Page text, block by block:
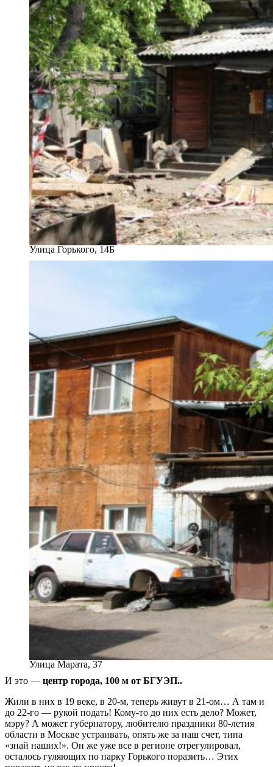
Улица Горького, 14Б
Улица Марата, 37
И это — центр города, 100 м от БГУЭП..
Жили в них в 19 веке, в 20-м, теперь живут в 21-ом… А там и
до 22-го — рукой подать! Кому-то до них есть дело? Может,
мэру? А может губернатору, любителю праздники 80-летия
области в Москве устраивать, опять же за наш счет, типа
«знай наших!». Он же уже все в регионе отрегулировал,
осталось гуляющих по парку Горького поразить… Этих